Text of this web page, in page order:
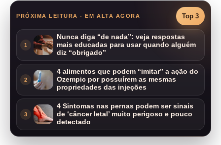
PRÓXIMA LEITURA - EM ALTA AGORA Top 3
1
Nunca diga “de nada”: veja respostas
mais educadas para usar quando alguém
diz “obrigado”
2
4 alimentos que podem “imitar” a ação do
Ozempic por possuírem as mesmas
propriedades das injeções
3
4 Sintomas nas pernas podem ser sinais
de ‘câncer letal’ muito perigoso e pouco
detectado